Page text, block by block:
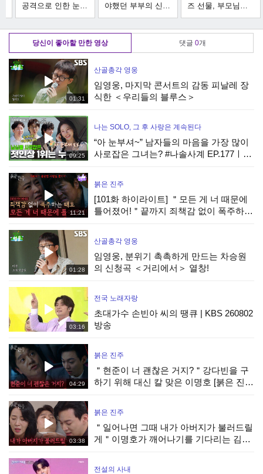
공격으로 인한 눈
손상, 부부의 눈 치
료 결과는!?
야했던 부부의 신경
외과 치료 결과는?!
즈 선물, 부모님께
전하는 편지
당신이 좋아할 만한 영상 댓글 0개
01:31
산골총각 영웅
임영웅, 마지막 콘서트의 감동 피날레 장
식한 ＜우리들의 블루스＞
09:25
나는 SOLO, 그 후 사랑은 계속된다
“아 눈부셔~” 남자들의 마음을 가장 많이
사로잡은 그녀는? #나솔사계 EP.177ㅣ
11:21
붉은 진주
[101화 하이라이트] ＂모든 게 너 때문에
틀어졌어!＂끝까지 죄책감 없이 폭주하는
01:28
산골총각 영웅
임영웅, 분위기 촉촉하게 만드는 차승원
의 신청곡 ＜거리에서＞ 열창!
03:16
전국 노래자랑
초대가수 손빈아 씨의 땡큐 | KBS 260802
방송
04:29
붉은 진주
＂현준이 너 괜찮은 거지?＂강다빈을 구
하기 위해 대신 칼 맞은 이명호 [붉은 진
03:38
붉은 진주
＂일어나면 그때 내가 아버지가 불러드릴
게＂이명호가 깨어나기를 기다리는 김희
전설의 사내